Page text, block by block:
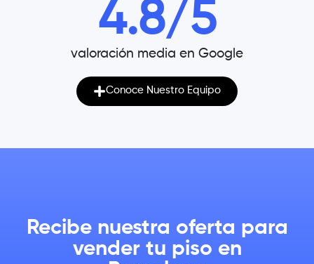
valoración media en Google
4.8/5
Conoce Nuestro Equipo
Recibe nuestra oferta para
vender tu piso en